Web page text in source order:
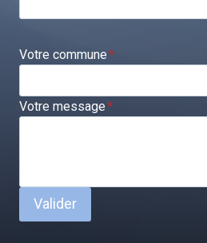
Votre commune*
Votre message*
Valider